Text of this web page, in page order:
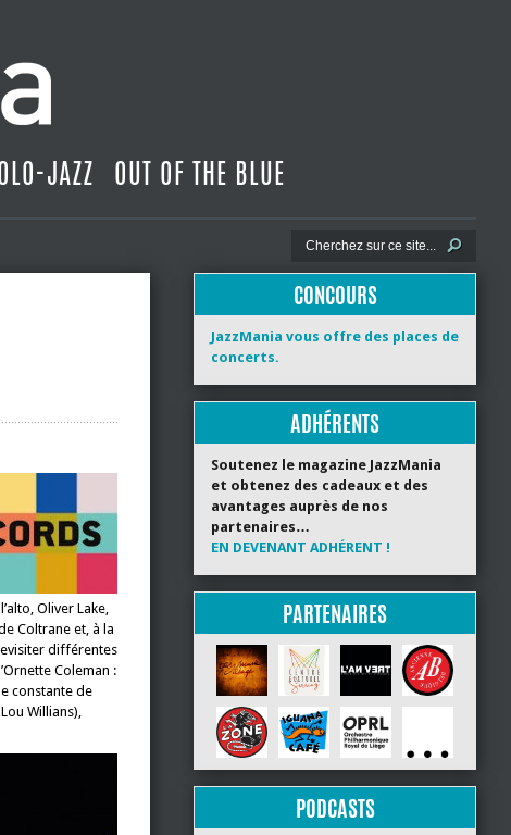
JAZZ OUT OF THE BLUE
Oliver Lake,
Coltrane et, à la
différentes
Coleman :
constante de
Willians),
CONCOURS
JazzMania vous offre des places de
concerts.
ADHÉRENTS
Soutenez le magazine JazzMania
et obtenez des cadeaux et des
avantages auprès de nos
partenaires…
EN DEVENANT ADHÉRENT !
PARTENAIRES
PODCASTS